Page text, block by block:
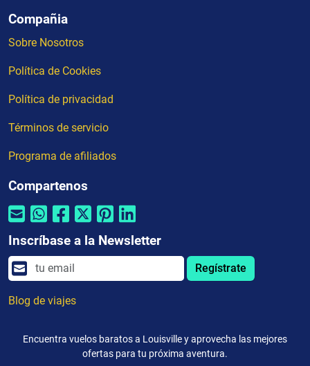
Compañia
Sobre Nosotros
Política de Cookies
Política de privacidad
Términos de servicio
Programa de afiliados
Compartenos
Inscríbase a la Newsletter
Regístrate
Blog de viajes
Encuentra vuelos baratos a Louisville y aprovecha las mejores
ofertas para tu próxima aventura.